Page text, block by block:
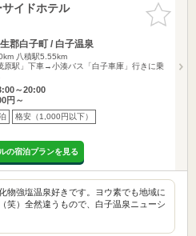
お気に入
りに追加
イドホテル
郡白子町 / 白子温泉
八積駅5.55km
原駅」下車→小湊バス「白子車庫」行きに乗
～20:00
円～
格安（1,000円以下）
の宿泊プランを見る
物強塩温泉好きです。ヨウ素でも地域に
笑）全然違うもので、白子温泉ニューシ